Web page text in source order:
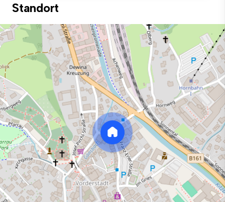
Standort